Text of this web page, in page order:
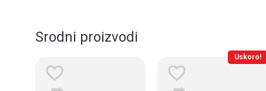
Srodni proizvodi
Uskoro!